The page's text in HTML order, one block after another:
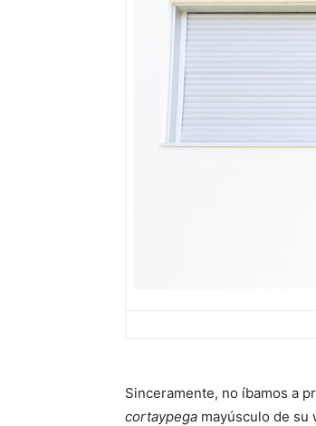
Sinceramente, no íbamos a
cortaypega mayúsculo de su